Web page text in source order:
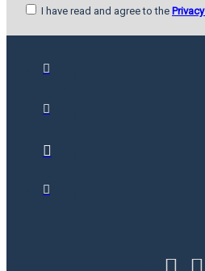
I have read and agree to the